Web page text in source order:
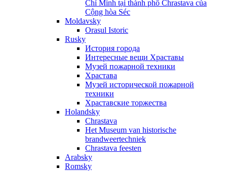
Chí Minh tại thành phố Chrastava của
Cộng hòa Séc
Moldavsky
Orasul Istoric
Rusky
История города
Интересные вещи Храставы
Музей пожарной техники
Храстава
Музей исторической пожарной
техники
Храставские торжества
Holandsky
Chrastava
Het Museum van historische
brandweertechniek
Chrastava feesten
Arabsky
Romsky